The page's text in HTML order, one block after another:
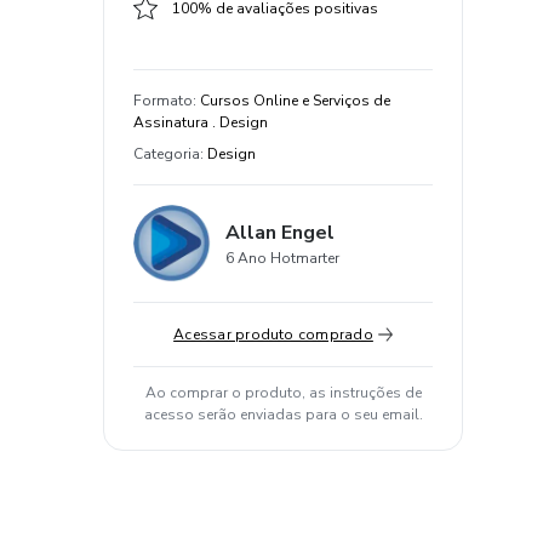
100% de avaliações positivas
Formato: Cursos Online e Serviços de
Assinatura . Design
Categoria: Design
Allan Engel
6 Ano Hotmarter
Acessar produto comprado
Ao comprar o produto, as instruções de
acesso serão enviadas para o seu email.